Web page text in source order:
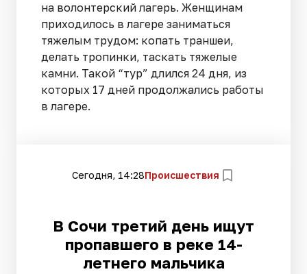
на волонтерский лагерь. Женщинам
приходилось в лагере заниматься
тяжелым трудом: копать траншеи,
делать тропинки, таскать тяжелые
камни. Такой “тур” длился 24 дня, из
которых 17 дней продолжались работы
в лагере.
Сегодня, 14:28Происшествия
В Сочи третий день ищут
пропавшего в реке 14-
летнего мальчика